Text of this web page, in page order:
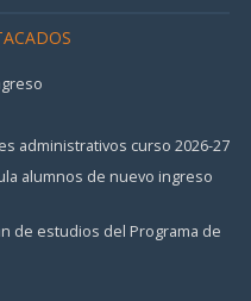
administrativos curso 2026-27
alumnos de nuevo ingreso
de estudios del Programa de